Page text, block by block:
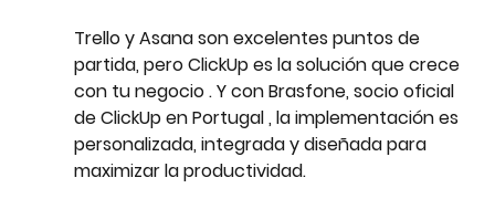
Trello y Asana son excelentes puntos de
partida, pero ClickUp es la solución que crece
con tu negocio . Y con Brasfone, socio oficial
de ClickUp en Portugal , la implementación es
personalizada, integrada y diseñada para
maximizar la productividad.